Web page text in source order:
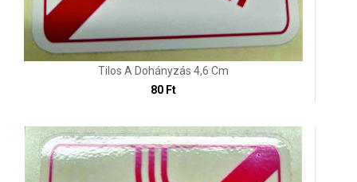
Tilos A Dohányzás 4,6 Cm
80 Ft